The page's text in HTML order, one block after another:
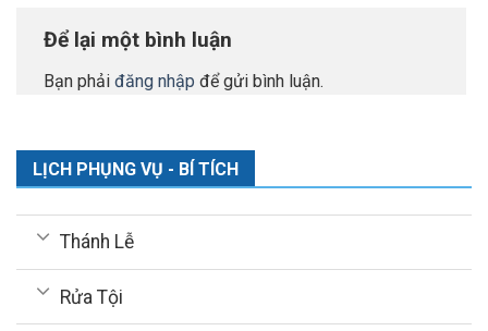
Để lại một bình luận
Bạn phải đăng nhập để gửi bình luận.
LỊCH PHỤNG VỤ - BÍ TÍCH
Thánh Lễ
Rửa Tội